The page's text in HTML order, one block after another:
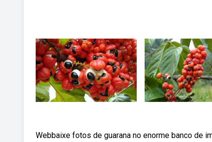
Webbaixe fotos de guarana no enorme banco de